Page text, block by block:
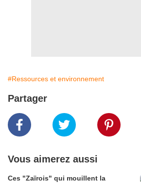
#Ressources et environnement
Partager
Vous aimerez aussi
Ces "Zaïrois" qui mouillent la